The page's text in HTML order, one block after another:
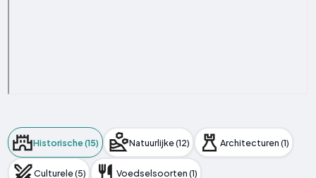
Historische (15) Natuurlijke (12) Architecturen (1)
Culturele (5) Voedselsoorten (1)